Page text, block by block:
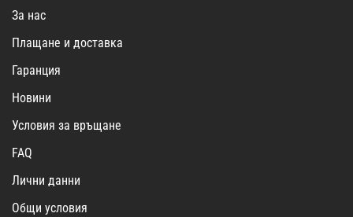
За нас
Плащане и доставка
Гаранция
Новини
Условия за връщане
FAQ
Лични данни
Общи условия